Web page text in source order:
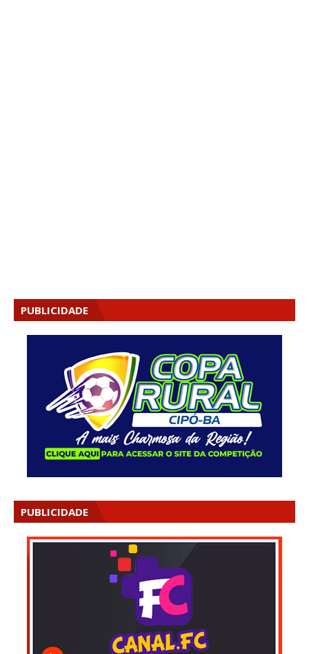
PUBLICIDADE
PUBLICIDADE